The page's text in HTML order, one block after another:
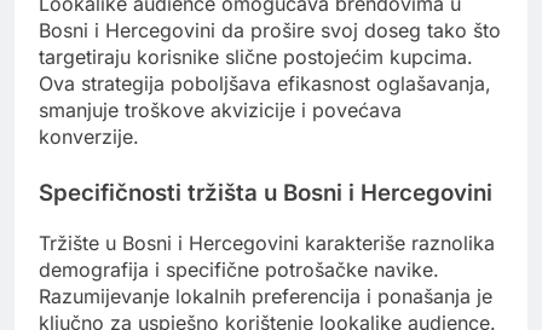
Bosni i Hercegovini da prošire svoj doseg tako što
targetiraju korisnike slične postojećim kupcima.
Ova strategija poboljšava efikasnost oglašavanja,
smanjuje troškove akvizicije i povećava
konverzije.
Specifičnosti tržišta u Bosni i Hercegovini
Tržište u Bosni i Hercegovini karakteriše raznolika
demografija i specifične potrošačke navike.
Razumijevanje lokalnih preferencija i ponašanja je
ključno za uspješno korištenje lookalike audience.